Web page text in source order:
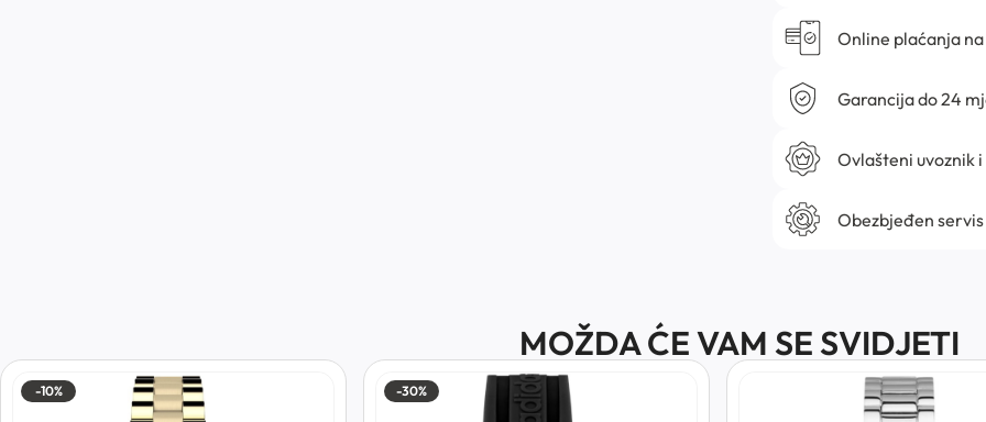
Online plaćanja na
Garancija do 24
Ovlašteni uvoznik
Obezbjeđen servis
MOŽDA ĆE VAM SE SVIDJETI
-10% -30%